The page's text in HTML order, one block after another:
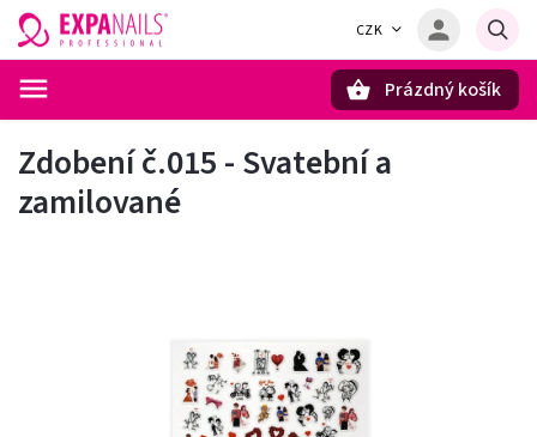
CZK
Prázdný košík
Zdobení č.015 - Svatební a
zamilované